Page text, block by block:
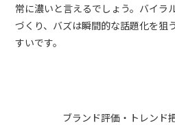
常に濃いと言えるでしょう。バイラ
づくり、バズは瞬間的な話題化を狙
すいです。
ブランド評価・トレンド